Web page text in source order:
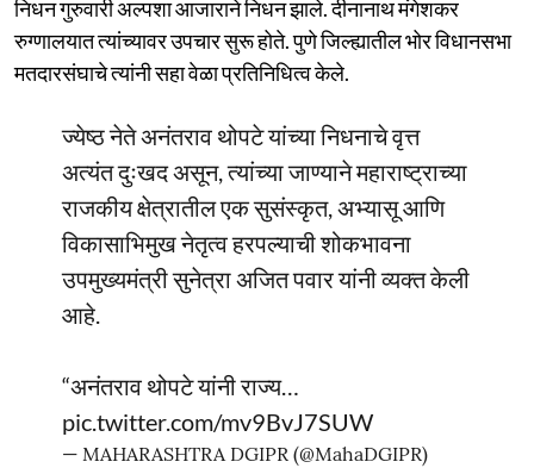
निधन गुरुवारी अल्पशा आजाराने निधन झाले. दीनानाथ मंगेशकर
रुग्णालयात त्यांच्यावर उपचार सुरू होते. पुणे जिल्ह्यातील भोर विधानसभा
मतदारसंघाचे त्यांनी सहा वेळा प्रतिनिधित्व केले.
ज्येष्ठ नेते अनंतराव थोपटे यांच्या निधनाचे वृत्त
अत्यंत दुःखद असून, त्यांच्या जाण्याने महाराष्ट्राच्या
राजकीय क्षेत्रातील एक सुसंस्कृत, अभ्यासू आणि
विकासाभिमुख नेतृत्व हरपल्याची शोकभावना
उपमुख्यमंत्री सुनेत्रा अजित पवार यांनी व्यक्त केली
आहे.
“अनंतराव थोपटे यांनी राज्य…
pic.twitter.com/mv9BvJ7SUW
— MAHARASHTRA DGIPR (@MahaDGIPR)